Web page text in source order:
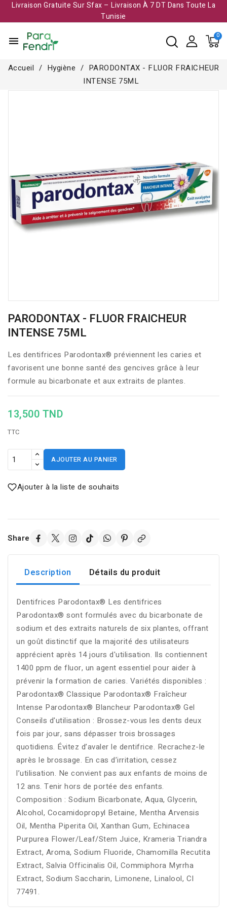
Livraison Gratuite Sur Sfax – Livraison À 7 DT Dans Toute La
Tunisie​
menu
Accueil Hygiène
PARODONTAX - FLUOR FRAICHEUR
INTENSE 75ML
PARODONTAX - FLUOR FRAICHEUR
INTENSE 75ML
Les dentifrices Parodontax® préviennent les caries et
favorisent une bonne santé des gencives grâce à leur
formule au bicarbonate et aux extraits de plantes.
13,500 TND
TTC
AJOUTER AU PANIER
Ajouter à la liste de souhaits
Share
Description Détails du produit
Dentifrices Parodontax® Les dentifrices
Parodontax® sont formulés avec du bicarbonate de
sodium et des extraits naturels de six plantes, offrant
un goût distinctif que la majorité des utilisateurs
apprécient après 14 jours d'utilisation. Ils contiennent
1400 ppm de fluor, un agent essentiel pour aider à
prévenir la formation de caries. Variétés disponibles :
Parodontax® Classique Parodontax® Fraîcheur
Intense Parodontax® Blancheur Parodontax® Gel
Conseils d'utilisation : Brossez-vous les dents deux
fois par jour, sans dépasser trois brossages
quotidiens. Évitez d’avaler le dentifrice. Recrachez-le
après le brossage. En cas d’irritation, cessez
l’utilisation. Ne convient pas aux enfants de moins de
12 ans. Tenir hors de portée des enfants.
Composition : Sodium Bicarbonate, Aqua, Glycerin,
Alcohol, Cocamidopropyl Betaine, Mentha Arvensis
Oil, Mentha Piperita Oil, Xanthan Gum, Echinacea
Purpurea Flower/Leaf/Stem Juice, Krameria Triandra
Extract, Aroma, Sodium Fluoride, Chamomilla Recutita
Extract, Salvia Officinalis Oil, Commiphora Myrrha
Extract, Sodium Saccharin, Limonene, Linalool, CI
77491.